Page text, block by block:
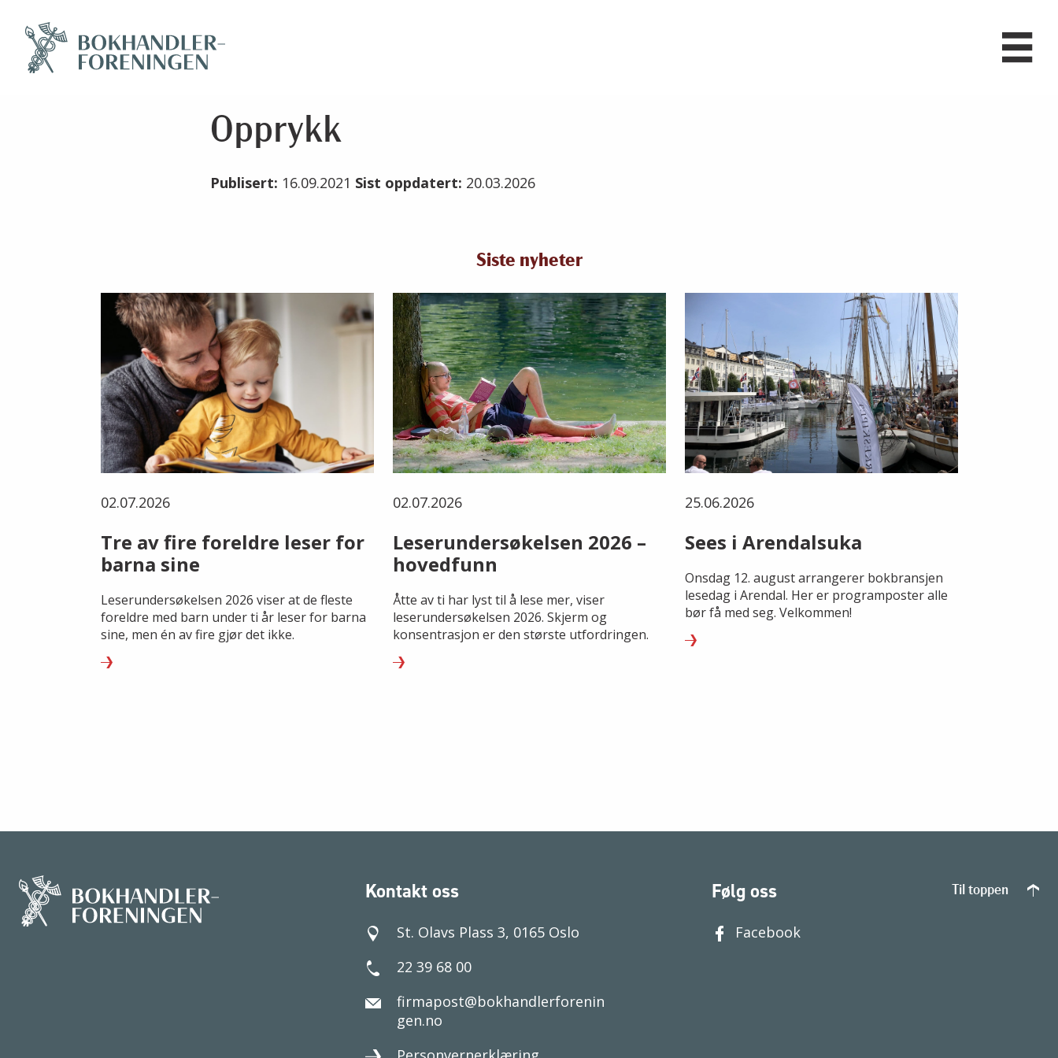
Opprykk
Publisert: 16.09.2021 Sist oppdatert: 20.03.2026
Siste nyheter
02.07.2026
Tre av fire foreldre leser for
barna sine
Leserundersøkelsen 2026 viser at de fleste
foreldre med barn under ti år leser for barna
sine, men én av fire gjør det ikke.
02.07.2026
Leserundersøkelsen 2026 –
hovedfunn
Åtte av ti har lyst til å lese mer, viser
leserundersøkelsen 2026. Skjerm og
konsentrasjon er den største utfordringen.
25.06.2026
Sees i Arendalsuka
Onsdag 12. august arrangerer bokbransjen
lesedag i Arendal. Her er programposter alle
bør få med seg. Velkommen!
Kontakt oss
St. Olavs Plass 3, 0165 Oslo
22 39 68 00
firmapost@bokhandlerforenin
gen.no
Følg oss
Facebook
Til toppen